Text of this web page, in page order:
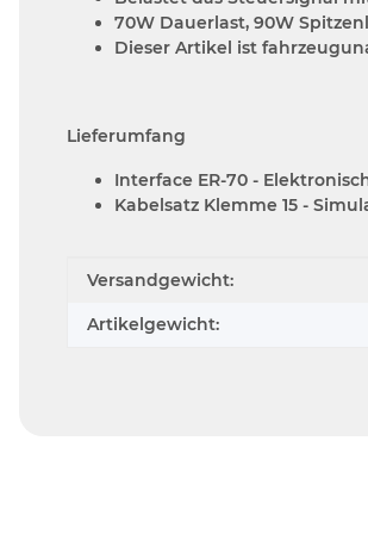
70W Dauerlast, 90W
Dieser Artikel ist
Lieferumfang
Interface ER-70 -
Kabelsatz Klemme 15 -
Produkteigenschaft
Wert
Versandgewicht:
Artikelgewicht: